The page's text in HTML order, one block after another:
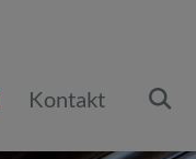
Kon­takt